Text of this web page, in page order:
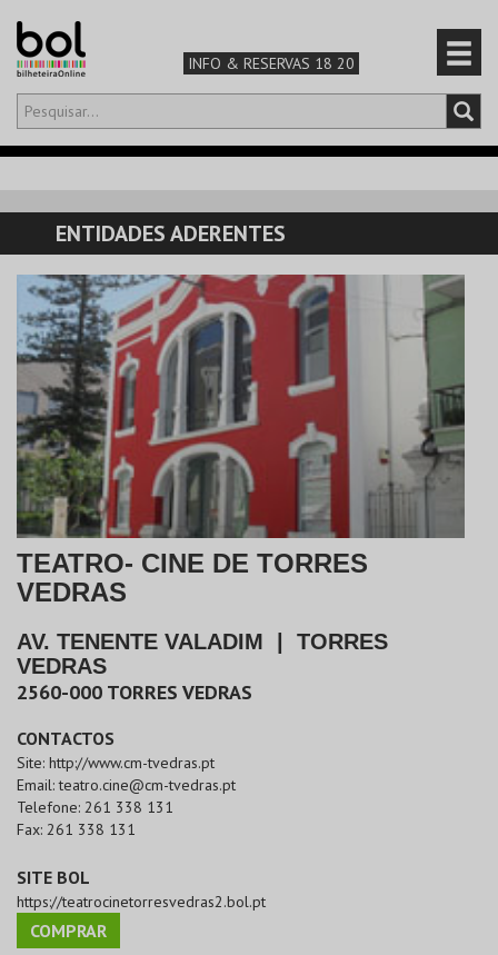
INFO & RESERVAS 18 20
Olá,iniciar sessão
CARRINHO
TEATRO & ARTE
MÚSICA & FESTIVAIS
FAMÍLIA
DESPORTO & AVENTURA
ENTIDADES ADERENTES
TEATRO- CINE DE TORRES
VEDRAS
AV. TENENTE VALADIM
TORRES
VEDRAS
2560-000 TORRES VEDRAS
CONTACTOS
Site: http://www.cm-tvedras.pt
Email:teatro.cine@cm-tvedras.pt
Telefone: 261 338 131
Fax: 261 338 131
SITE BOL
https://teatrocinetorresvedras2.bol.pt
COMPRAR